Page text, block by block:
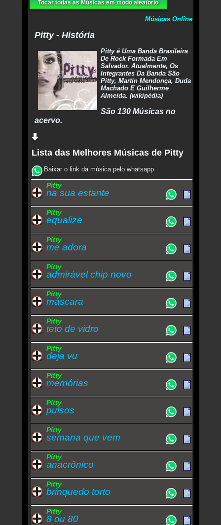
Tocar todas as Músicas em modo aleatório
Músicas Online
Pitty - História
Pitty é Uma Banda Brasileira
De Rock Formada Em
Salvador. Atualmente, Os
Integrantes Da Banda São
Pitty, Martin Mendonça, Duda
Machado E Guilherme
Almeida. (wikipédia)
São 130 Músicas no
acervo.
Lista das Melhores Músicas de Pitty
Baixar o link da música pelo whatsapp
Pitty
na sua estante
Pitty
equalize
Pitty
me adora
Pitty
admirável chip novo
Pitty
máscara
Pitty
teto de vidro
Pitty
deja vu
Pitty
memórias
Pitty
pulsos
Pitty
semana que vem
Pitty
anacrônico
Pitty
brinquedo torto
Pitty
8 ou 80